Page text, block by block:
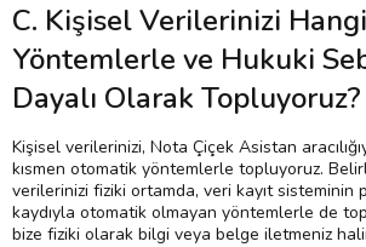
C. Kişisel Verilerinizi Hangi
Yöntemlerle ve Hukuki
Dayalı Olarak Topluyoruz?
Kişisel verilerinizi, Nota Çiçek Asistan
kısmen otomatik yöntemlerle topluyoruz.
verilerinizi fiziki ortamda, veri kayıt sisteminin
kaydıyla otomatik olmayan yöntemlerle de
bize fiziki olarak bilgi veya belge iletmeniz